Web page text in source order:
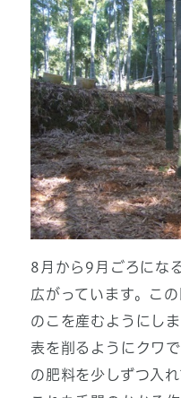
8月から9月ごろにな
広がっています。こ
のこを産むようにし
表を削るようにクワ
の肥料を少しずつ入